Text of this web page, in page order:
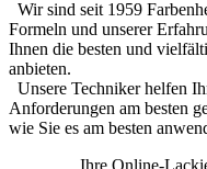
Wir sind seit 1959
Formeln und unserer
Ihnen die besten und
anbieten.
Unsere Techniker helfen
Anforderungen am besten
wie Sie es am besten
Ihre Online-